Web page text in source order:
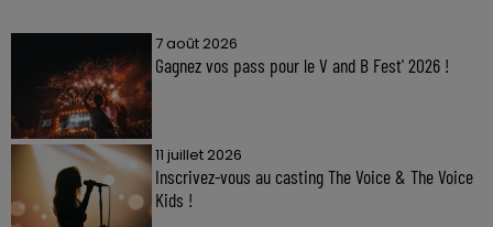
7 août 2026
Gagnez vos pass pour le V and B Fest' 2026 !
11 juillet 2026
Inscrivez-vous au casting The Voice & The Voice
Kids !